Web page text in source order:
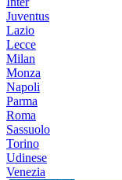
Juventus
Lazio
Lecce
Milan
Monza
Napoli
Parma
Roma
Sassuolo
Torino
Udinese
Venezia